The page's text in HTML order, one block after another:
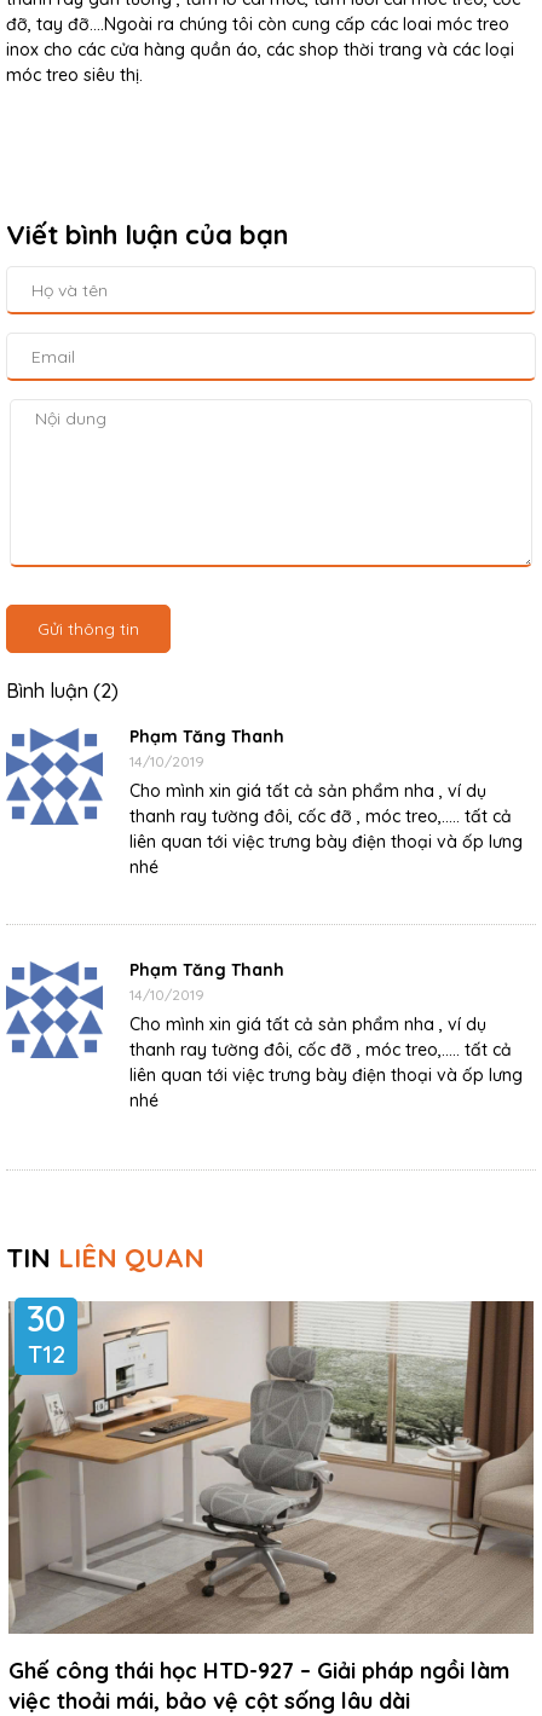
đỡ, tay đỡ....Ngoài ra chúng tôi còn cung cấp các loai móc treo
inox cho các cửa hàng quần áo, các shop thời trang và các loại
móc treo siêu thị.
Viết bình luận của bạn
Gửi thông tin
Bình luận (2)
Phạm Tăng Thanh
14/10/2019
Cho mình xin giá tất cả sản phẩm nha , ví dụ
thanh ray tường đôi, cốc đỡ , móc treo,..... tất cả
liên quan tới việc trưng bày điện thoại và ốp lưng
nhé
Phạm Tăng Thanh
14/10/2019
Cho mình xin giá tất cả sản phẩm nha , ví dụ
thanh ray tường đôi, cốc đỡ , móc treo,..... tất cả
liên quan tới việc trưng bày điện thoại và ốp lưng
nhé
TIN LIÊN QUAN
30
T12
Ghế công thái học HTD-927 – Giải pháp ngồi làm
việc thoải mái, bảo vệ cột sống lâu dài